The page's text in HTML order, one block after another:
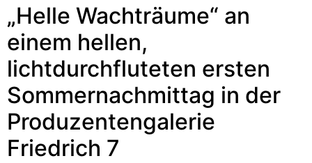
„Helle Wachträume“ an
einem hellen,
lichtdurchfluteten ersten
Sommernachmittag in der
Produzentengalerie
Friedrich 7